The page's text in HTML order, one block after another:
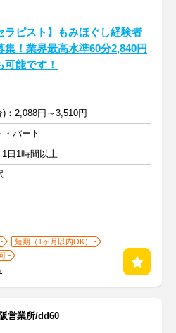
ラピスト】もみほぐし経験者
集！業界最高水準60分2,840円
可能です！
)：2,088円～3,510円
・パート
日1時間以上
短期（1ヶ月以内OK）
営業所/dd60